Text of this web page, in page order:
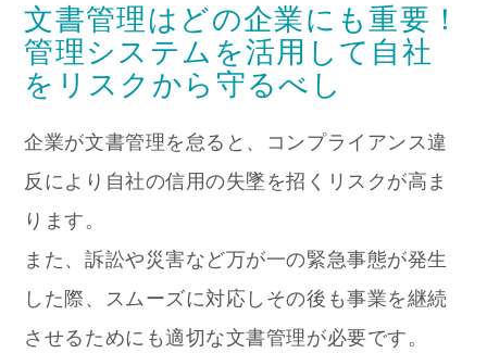
文書管理はどの企業にも重要！
管理システムを活用して自社
をリスクから守るべし
企業が文書管理を怠ると、コンプライアンス違
反により自社の信用の失墜を招くリスクが高ま
ります。
また、訴訟や災害など万が一の緊急事態が発生
した際、スムーズに対応しその後も事業を継続
させるためにも適切な文書管理が必要です。